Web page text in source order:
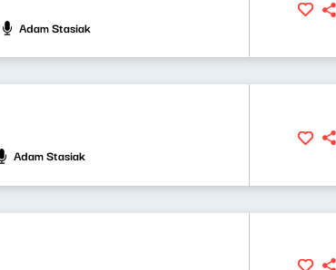
Adam Stasiak
Adam Stasiak